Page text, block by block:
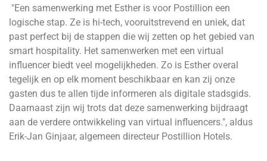
"Een samenwerking met Esther is voor Postillion een
logische stap. Ze is hi-tech, vooruitstrevend en uniek, dat
past perfect bij de stappen die wij zetten op het gebied van
smart hospitality. Het samenwerken met een virtual
influencer biedt veel mogelijkheden. Zo is Esther overal
tegelijk en op elk moment beschikbaar en kan zij onze
gasten dus te allen tijde informeren als digitale stadsgids.
Daarnaast zijn wij trots dat deze samenwerking bijdraagt
aan de verdere ontwikkeling van virtual influencers.", aldus
Erik-Jan Ginjaar, algemeen directeur Postillion Hotels.